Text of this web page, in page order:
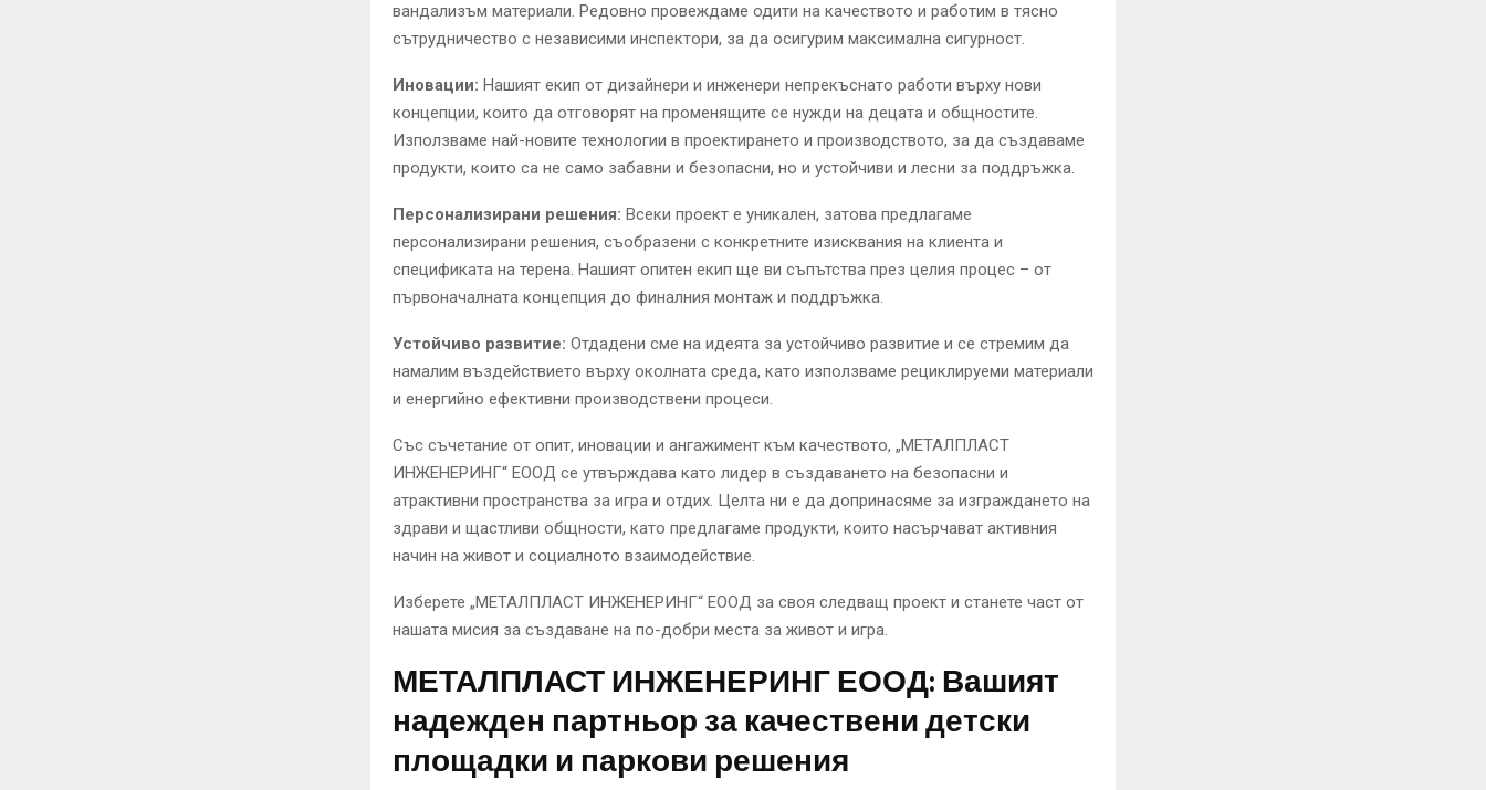
вандализъм материали. Редовно провеждаме одити на качеството и работим в тясно
сътрудничество с независими инспектори, за да осигурим максимална сигурност.
Иновации: Нашият екип от дизайнери и инженери непрекъснато работи върху нови
концепции, които да отговорят на променящите се нужди на децата и общностите.
Използваме най-новите технологии в проектирането и производството, за да създаваме
продукти, които са не само забавни и безопасни, но и устойчиви и лесни за поддръжка.
Персонализирани решения: Всеки проект е уникален, затова предлагаме
персонализирани решения, съобразени с конкретните изисквания на клиента и
спецификата на терена. Нашият опитен екип ще ви съпътства през целия процес – от
първоначалната концепция до финалния монтаж и поддръжка.
Устойчиво развитие: Отдадени сме на идеята за устойчиво развитие и се стремим да
намалим въздействието върху околната среда, като използваме рециклируеми материали
и енергийно ефективни производствени процеси.
Със съчетание от опит, иновации и ангажимент към качеството, „МЕТАЛПЛАСТ
ИНЖЕНЕРИНГ“ ЕООД се утвърждава като лидер в създаването на безопасни и
атрактивни пространства за игра и отдих. Целта ни е да допринасяме за изграждането на
здрави и щастливи общности, като предлагаме продукти, които насърчават активния
начин на живот и социалното взаимодействие.
Изберете „МЕТАЛПЛАСТ ИНЖЕНЕРИНГ“ ЕООД за своя следващ проект и станете част от
нашата мисия за създаване на по-добри места за живот и игра.
МЕТАЛПЛАСТ ИНЖЕНЕРИНГ ЕООД: Вашият
надежден партньор за качествени детски
площадки и паркови решения